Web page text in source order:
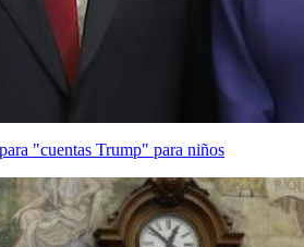
"cuentas Trump" para niños